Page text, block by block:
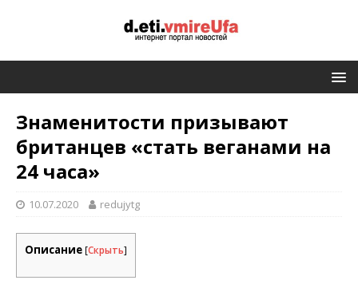
Знаменитости призывают
британцев «стать веганами на
24 часа»
10.07.2020 redujytg
Описание [Скрыть]